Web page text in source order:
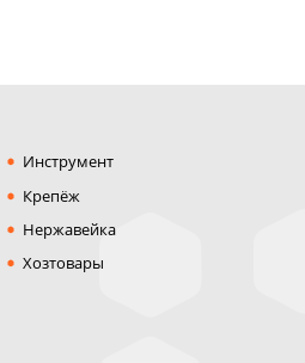
Инструмент
Крепёж
Нержавейка
Хозтовары